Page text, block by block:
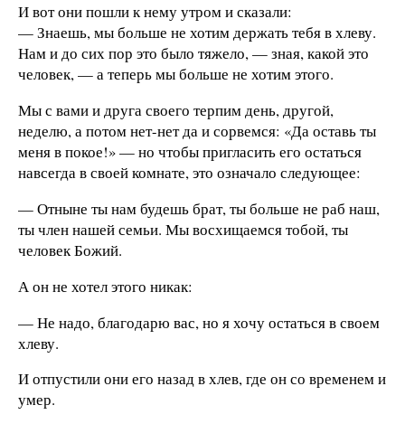
И вот они пошли к нему утром и сказали:
— Знаешь, мы больше не хотим держать тебя в хлеву.
Нам и до сих пор это было тяжело, — зная, какой это
человек, — а теперь мы больше не хотим этого.
Мы с вами и друга своего терпим день, другой,
неделю, а потом нет-нет да и сорвемся: «Да оставь ты
меня в покое!» — но чтобы пригласить его остаться
навсегда в своей комнате, это означало следующее:
— Отныне ты нам будешь брат, ты больше не раб наш,
ты член нашей семьи. Мы восхищаемся тобой, ты
человек Божий.
А он не хотел этого никак:
— Не надо, благодарю вас, но я хочу остаться в своем
хлеву.
И отпустили они его назад в хлев, где он со временем и
умер.